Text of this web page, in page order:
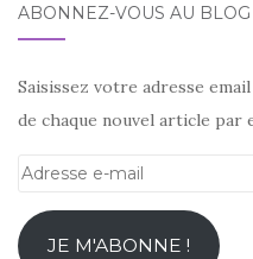
ABONNEZ-VOUS AU BLOG
Saisissez votre adresse
de chaque nouvel article par
Adresse
mailJE M'ABONNE !